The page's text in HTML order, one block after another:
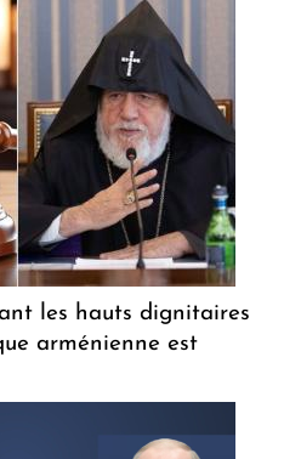
les hauts dignitaires
arménienne est